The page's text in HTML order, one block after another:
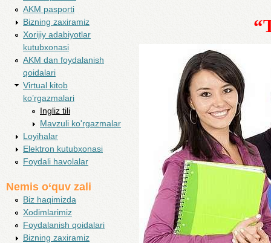
AKM pasporti
Bizning zaxiramiz
Xorijiy adabiyotlar
kutubxonasi
AKM dan foydalanish
qoidalari
Virtual kitob
ko’rgazmalari
Ingliz tili
Mavzuli ko'rgazmalar
Loyihalar
Elektron kutubxonasi
Foydali havolalar
Nemis o‘quv zali
Biz haqimizda
Xodimlarimiz
Foydalanish qoidalari
Bizning zaxiramiz